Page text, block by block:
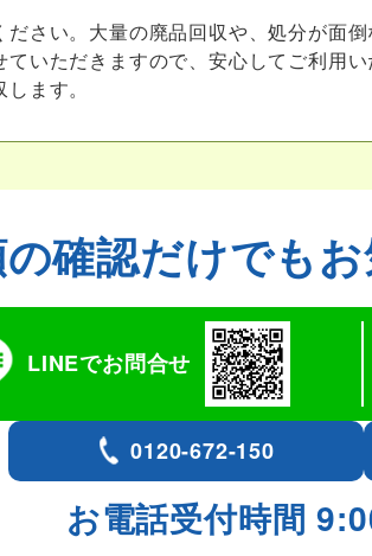
ださい。大量の廃品回収や、処分が面
いただきますので、安心してご利用い
ます。
確認だけでも
LINEでお問合せ
0120-672-150
お電話受付時間